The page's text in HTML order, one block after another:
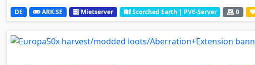
DE ARK:SE Mietserver Scorched Earth | PVE-Server 0